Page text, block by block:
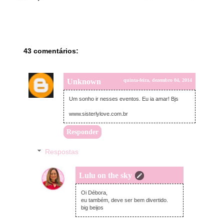
43 comentários:
Unknown quinta-feira, dezembro 04, 2014
Um sonho ir nesses eventos. Eu ia amar! Bjs
www.sisterlylove.com.br
Responder
Respostas
Lulu on the sky
quinta-feira, dezembro 04, 2014
Oi Débora,
eu também, deve ser bem divertido.
big beijos